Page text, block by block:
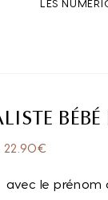
LES
22.90€
avec le prénom